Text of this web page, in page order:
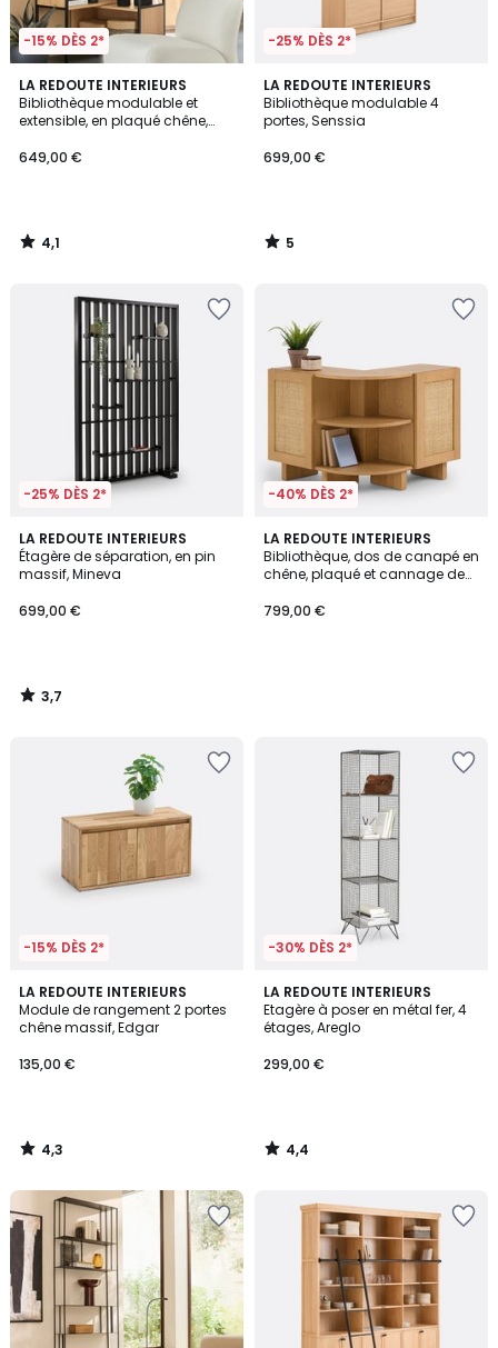
-15% DÈS 2*
LA REDOUTE INTERIEURS
Bibliothèque modulable et
extensible, en plaqué chêne,
649,00 €
4,1
/ 5
4,1
/
-25% DÈS 2*
LA REDOUTE INTERIEURS
Bibliothèque modulable 4
portes, Senssia
699,00 €
5
/
5
5
/
-25% DÈS 2*
LA REDOUTE INTERIEURS
Étagère de séparation, en pin
massif, Mineva
699,00 €
3,7
/ 5
3,7
/
-40% DÈS 2*
LA REDOUTE INTERIEURS
Bibliothèque, dos de canapé en
chêne, plaqué et cannage de
799,00 €
-15% DÈS 2*
LA REDOUTE INTERIEURS
Module de rangement 2 portes
chêne massif, Edgar
135,00 €
4,3
/ 5
4,3
/
-30% DÈS 2*
LA REDOUTE INTERIEURS
Etagère à poser en métal fer, 4
étages, Areglo
299,00 €
4,4
/ 5
4,4
/